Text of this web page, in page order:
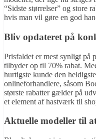
“Sidste størrelser” og store
hvis man vil gøre en god
Bliv opdateret på
Prisfaldet er mest synligt på
tilbyder op til 70% rabat.
hurtigste kunde den
onlineforhandlere, såsom
største rabatter gælder på
et element af hastværk til
Aktuelle modeller til